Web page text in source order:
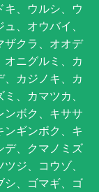
、ウルシ、ウ
、オウバイ、
ザクラ、オオデ
ニグルミ、カ
カジノキ、カ
、カマツカ、
ンボク、キササ
ギンボク、キ
デ、クマノミズ
ジ、コウゾ、
シ、ゴマギ、ゴ